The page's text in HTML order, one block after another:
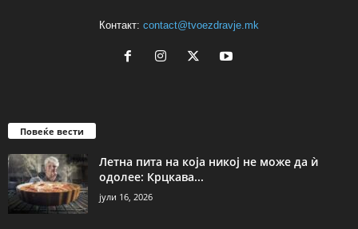
Контакт: contact@tvoezdravje.mk
Повеќе вести
Летна пита на која никој не може да ѝ
одолее: Крцкава...
јули 16, 2026